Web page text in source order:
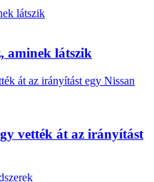
aminek látszik
vették át az irányítást